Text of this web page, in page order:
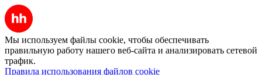
Мы используем файлы cookie, чтобы обеспечивать
правильную работу нашего веб-сайта и анализировать сетевой
трафик.
Правила использования файлов cookie